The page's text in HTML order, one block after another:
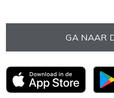
GA NAAR